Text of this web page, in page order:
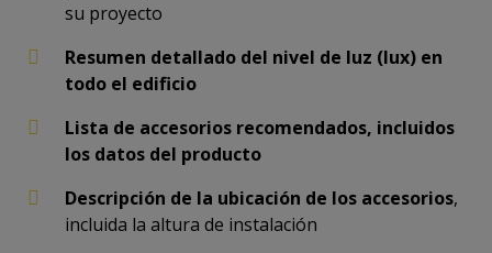
su proyecto
Resumen detallado del nivel de luz (lux) en
todo el edificio
Lista de accesorios recomendados, incluidos
los datos del producto
Descripción de la ubicación de los accesorios,
incluida la altura de instalación